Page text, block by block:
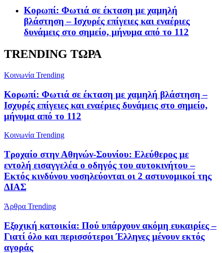
Κορωπί: Φωτιά σε έκταση με χαμηλή
βλάστηση – Ισχυρές επίγειες και εναέριες
δυνάμεις στο σημείο, μήνυμα από το 112
TRENDING ΤΩΡΑ
Κοινωνία Trending
Κορωπί: Φωτιά σε έκταση με χαμηλή βλάστηση –
Ισχυρές επίγειες και εναέριες δυνάμεις στο σημείο,
μήνυμα από το 112
Κοινωνία Trending
Τροχαίο στην Αθηνών-Σουνίου: Ελεύθερος με
εντολή εισαγγελέα ο οδηγός του αυτοκινήτου –
Εκτός κινδύνου νοσηλεύονται οι 2 αστυνομικοί της
ΔΙΑΣ
Άρθρα Trending
Εξοχική κατοικία: Πού υπάρχουν ακόμη ευκαιρίες –
Γιατί όλο και περισσότεροι Έλληνες μένουν εκτός
αγοράς